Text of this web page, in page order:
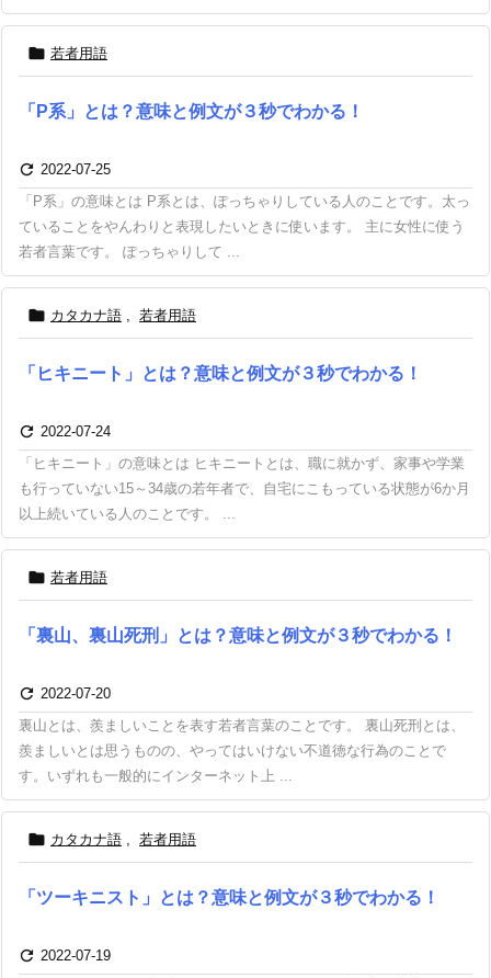
 若者用語
「P系」とは？意味と例文が３秒でわかる！
 2022-07-25
「P系」の意味とは P系とは、ぽっちゃりしている人のことです。太っ
ていることをやんわりと表現したいときに使います。 主に女性に使う
若者言葉です。 ぽっちゃりして ...
 カタカナ語 , 若者用語
「ヒキニート」とは？意味と例文が３秒でわかる！
 2022-07-24
「ヒキニート」の意味とは ヒキニートとは、職に就かず、家事や学業
も行っていない15～34歳の若年者で、自宅にこもっている状態が6か月
以上続いている人のことです。 ...
 若者用語
「裏山、裏山死刑」とは？意味と例文が３秒でわかる！
 2022-07-20
裏山とは、羨ましいことを表す若者言葉のことです。 裏山死刑とは、
羨ましいとは思うものの、やってはいけない不道徳な行為のことで
す。いずれも一般的にインターネット上 ...
 カタカナ語 , 若者用語
「ツーキニスト」とは？意味と例文が３秒でわかる！
 2022-07-19